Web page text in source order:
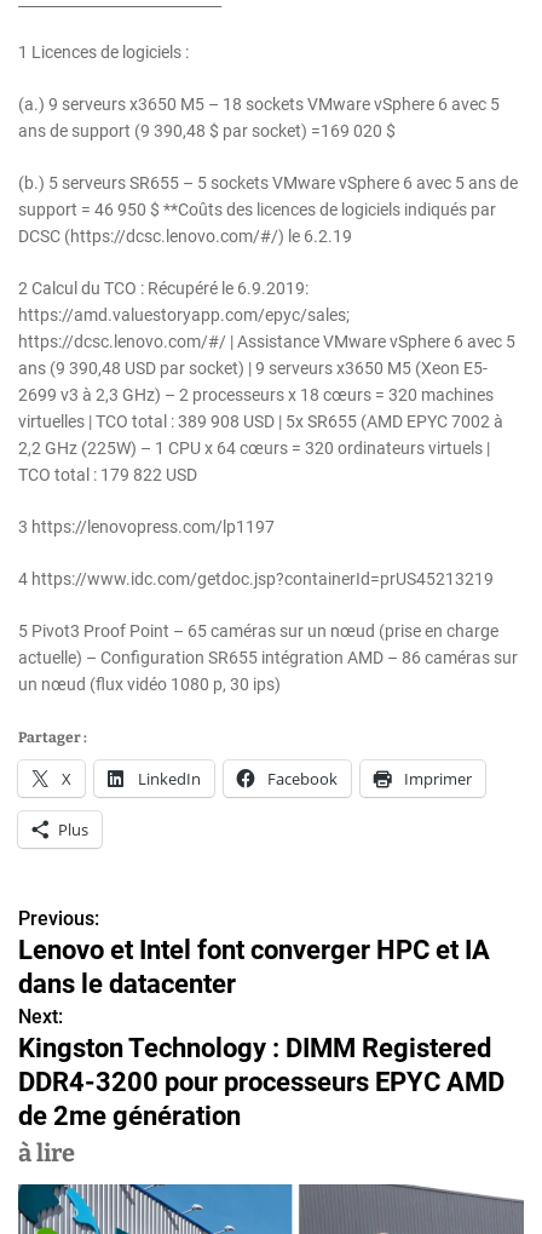
1 Licences de logiciels :
(a.) 9 serveurs x3650 M5 – 18 sockets VMware vSphere 6 avec 5
ans de support (9 390,48 $ par socket) =169 020 $
(b.) 5 serveurs SR655 – 5 sockets VMware vSphere 6 avec 5 ans de
support = 46 950 $ **Coûts des licences de logiciels indiqués par
DCSC (https://dcsc.lenovo.com/#/) le 6.2.19
2 Calcul du TCO : Récupéré le 6.9.2019:
https://amd.valuestoryapp.com/epyc/sales;
https://dcsc.lenovo.com/#/ | Assistance VMware vSphere 6 avec 5
ans (9 390,48 USD par socket) | 9 serveurs x3650 M5 (Xeon E5-
2699 v3 à 2,3 GHz) – 2 processeurs x 18 cœurs = 320 machines
virtuelles | TCO total : 389 908 USD | 5x SR655 (AMD EPYC 7002 à
2,2 GHz (225W) – 1 CPU x 64 cœurs = 320 ordinateurs virtuels |
TCO total : 179 822 USD
3 https://lenovopress.com/lp1197
4 https://www.idc.com/getdoc.jsp?containerId=prUS45213219
5 Pivot3 Proof Point – 65 caméras sur un nœud (prise en charge
actuelle) – Configuration SR655 intégration AMD – 86 caméras sur
un nœud (flux vidéo 1080 p, 30 ips)
Partager :
X LinkedIn Facebook Imprimer
Plus
N
a
v
i
g
a
t
Previous:
Lenovo et Intel font converger HPC et IA
dans le datacenter
Next:
Kingston Technology : DIMM Registered
DDR4-3200 pour processeurs EPYC AMD
de 2me génération
à lire